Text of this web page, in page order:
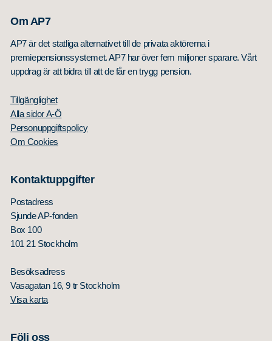
Om AP7
AP7 är det statliga alternativet till de privata aktörerna i
premiepensionssystemet. AP7 har över fem miljoner sparare. Vårt
uppdrag är att bidra till att de får en trygg pension.
Tillgänglighet
Alla sidor A-Ö
Personuppgiftspolicy
Om Cookies
Kontaktuppgifter
Postadress
Sjunde AP-fonden
Box 100
101 21 Stockholm
Besöksadress
Vasagatan 16, 9 tr Stockholm
Visa karta
Följ oss